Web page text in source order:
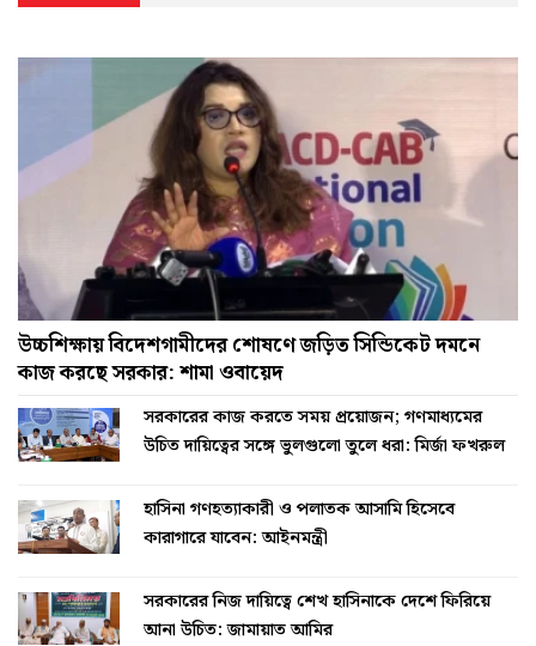
উচ্চশিক্ষায় বিদেশগামীদের শোষণে জড়িত সিন্ডিকেট দমনে
কাজ করছে সরকার: শামা ওবায়েদ
সরকারের কাজ করতে সময় প্রয়োজন; গণমাধ্যমের
উচিত দায়িত্বের সঙ্গে ভুলগুলো তুলে ধরা: মির্জা ফখরুল
হাসিনা গণহত্যাকারী ও পলাতক আসামি হিসেবে
কারাগারে যাবেন: আইনমন্ত্রী
সরকারের নিজ দায়িত্বে শেখ হাসিনাকে দেশে ফিরিয়ে
আনা উচিত: জামায়াত আমির